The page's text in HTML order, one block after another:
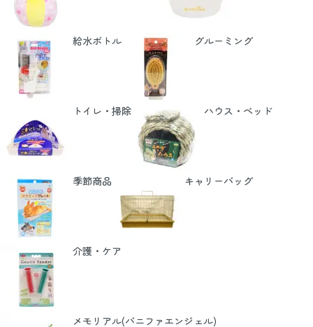
給水ボトル グルーミング
トイレ・掃除 ハウス・ベッド
季節商品 キャリーバッグ
介護・ケア
メモリアル(バニファエンジェル)